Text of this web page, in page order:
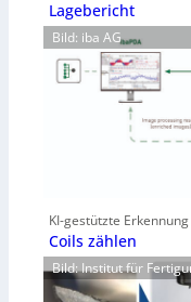
Lagebericht
Bild: iba AG
KI-gestützte
Coils zählen
Bild: Institut für